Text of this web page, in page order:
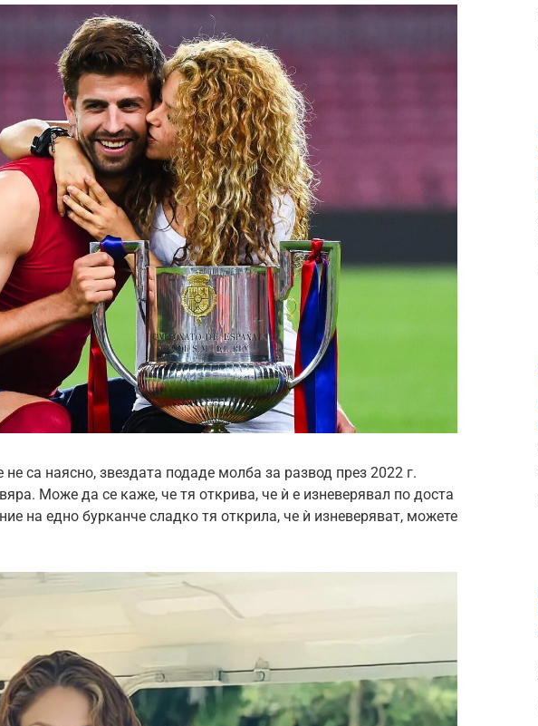
не са наясно, звездата подаде молба за развод през 2022 г.
Може да се каже, че тя открива, че ѝ е изневерявал по доста
на едно бурканче сладко тя открила, че ѝ изневеряват, можете